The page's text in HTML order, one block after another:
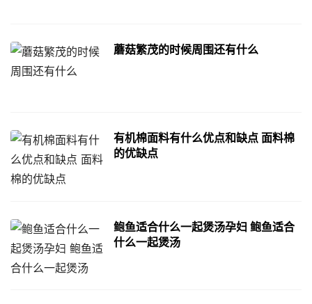
蘑菇繁茂的时候周围还有什么
有机棉面料有什么优点和缺点 面料棉
的优缺点
鲍鱼适合什么一起煲汤孕妇 鲍鱼适合
什么一起煲汤